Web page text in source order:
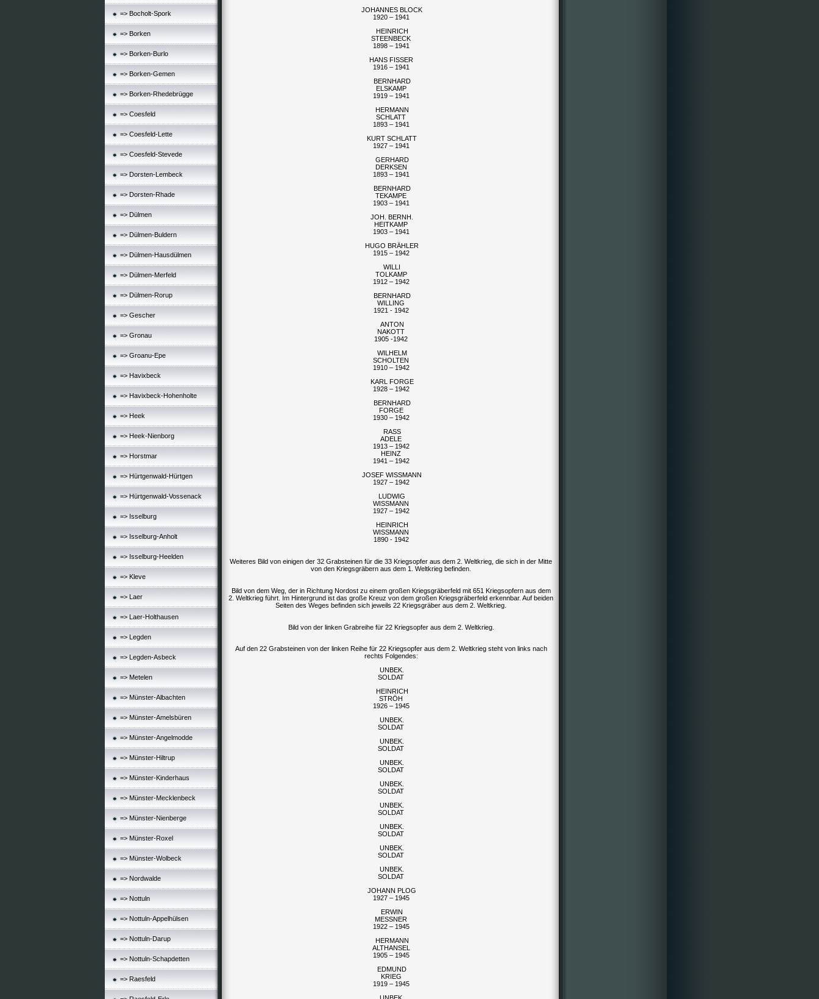
=> Bocholt-Spork
=> Borken
=> Borken-Burlo
=> Borken-Gemen
=> Borken-Rhedebrügge
=> Coesfeld
=> Coesfeld-Lette
=> Coesfeld-Stevede
=> Dorsten-Lembeck
=> Dorsten-Rhade
=> Dülmen
=> Dülmen-Buldern
=> Dülmen-Hausdülmen
=> Dülmen-Merfeld
=> Dülmen-Rorup
=> Gescher
=> Gronau
=> Groanu-Epe
=> Havixbeck
=> Havixbeck-Hohenholte
=> Heek
=> Heek-Nienborg
=> Horstmar
=> Hürtgenwald-Hürtgen
=> Hürtgenwald-Vossenack
=> Isselburg
=> Isselburg-Anholt
=> Isselburg-Heelden
=> Kleve
=> Laer
=> Laer-Holthausen
=> Legden
=> Legden-Asbeck
=> Metelen
=> Münster-Albachten
=> Münster-Amelsbüren
=> Münster-Angelmodde
=> Münster-Hiltrup
=> Münster-Kinderhaus
=> Münster-Mecklenbeck
=> Münster-Nienberge
=> Münster-Roxel
=> Münster-Wolbeck
=> Nordwalde
=> Nottuln
=> Nottuln-Appelhülsen
=> Nottuln-Darup
=> Nottuln-Schapdetten
=> Raesfeld
JOHANNES BLOCK
1920 – 1941
HEINRICH
STEENBECK
1898 – 1941
HANS FISSER
1916 – 1941
BERNHARD
ELSKAMP
1919 – 1941
HERMANN
SCHLATT
1893 – 1941
KURT SCHLATT
1927 – 1941
GERHARD
DERKSEN
1893 – 1941
BERNHARD
TEKAMPE
1903 – 1941
JOH. BERNH.
HEITKAMP
1903 – 1941
HUGO BRÄHLER
1915 – 1942
WILLI
TOLKAMP
1912 – 1942
BERNHARD
WILLING
1921 - 1942
ANTON
NAKOTT
1905 -1942
WILHELM
SCHOLTEN
1910 – 1942
KARL FORGE
1928 – 1942
BERNHARD
FORGE
1930 – 1942
RASS
ADELE
1913 – 1942
HEINZ
1941 – 1942
JOSEF WISSMANN
1927 – 1942
LUDWIG
WISSMANN
1927 – 1942
HEINRICH
WISSMANN
1890 - 1942
Weiteres Bild von einigen der 32 Grabsteinen für die 33 Kriegsopfer aus dem 2. Weltkrieg, die sich in der Mitte
von den Kriegsgräbern aus dem 1. Weltkrieg befinden.
Bild von dem Weg, der in Richtung Nordost zu einem großen Kriegsgräberfeld mit 651 Kriegsopfern aus dem
2. Weltkrieg führt. Im Hintergrund ist das große Kreuz von dem großen Kriegsgräberfeld erkennbar. Auf beiden
Seiten des Weges befinden sich jeweils 22 Kriegsgräber aus dem 2. Weltkrieg.
Bild von der linken Grabreihe für 22 Kriegsopfer aus dem 2. Weltkrieg.
Auf den 22 Grabsteinen von der linken Reihe für 22 Kriegsopfer aus dem 2. Weltkrieg steht von links nach
rechts Folgendes:
UNBEK.
SOLDAT
HEINRICH
STRÖH
1926 – 1945
UNBEK.
SOLDAT
UNBEK.
SOLDAT
UNBEK.
SOLDAT
UNBEK.
SOLDAT
UNBEK.
SOLDAT
UNBEK.
SOLDAT
UNBEK.
SOLDAT
UNBEK.
SOLDAT
JOHANN PLOG
1927 – 1945
ERWIN
MESSNER
1922 – 1945
HERMANN
ALTHANSEL
1905 – 1945
EDMUND
KRIEG
1919 – 1945